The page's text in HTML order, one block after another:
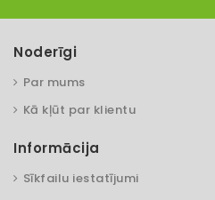
Noderīgi
Par mums
Kā kļūt par klientu
Informācija
Sīkfailu iestatījumi